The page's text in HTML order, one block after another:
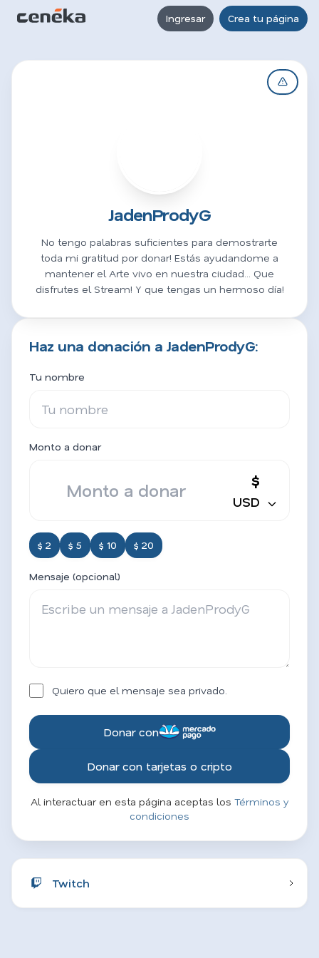
Ingresar Crea tu página
JadenProdyG
No tengo palabras suficientes para demostrarte
toda mi gratitud por donar! Estás ayudandome a
mantener el Arte vivo en nuestra ciudad... Que
disfrutes el Stream! Y que tengas un hermoso día!
Haz una donación a JadenProdyG:
Tu nombre
Monto a donar
$
USD
$ 2 $ 5 $ 10 $ 20
Mensaje (opcional)
Quiero que el mensaje sea privado.
Donar con
Donar con tarjetas o cripto
Al interactuar en esta página aceptas los Términos y
condiciones
Twitch